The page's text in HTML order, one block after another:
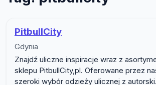
PitbullCity
Gdynia
Znajdź uliczne inspiracje wraz z
sklepu PitbullCity,pl. Oferowane przez
szeroki wybór odzieży ulicznej z